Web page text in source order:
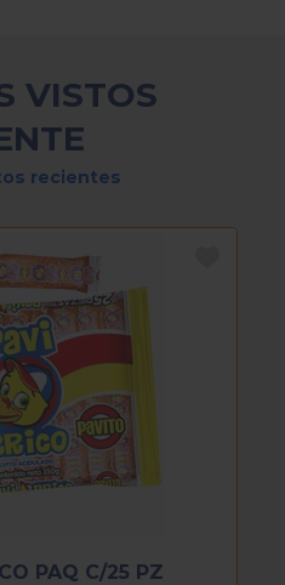
VISTOS
recientes
PAQ C/25 PZ